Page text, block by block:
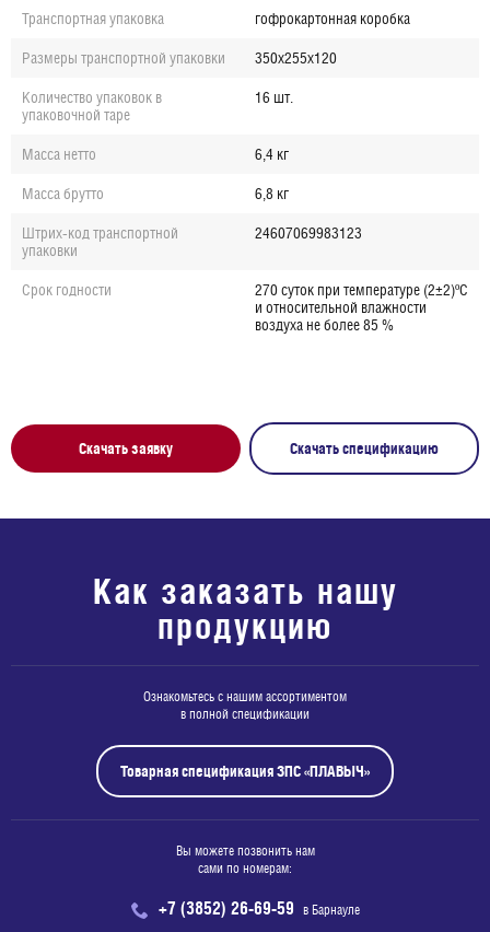
Транспортная упаковка гофрокартонная коробка
Размеры транспортной упаковки 350х255х120
Количество упаковок в
упаковочной таре
16 шт.
Масса нетто 6,4 кг
Масса брутто 6,8 кг
Штрих-код транспортной
упаковки
24607069983123
Срок годности
270 суток при температуре (2±2)ºС
и относительной влажности
воздуха не более 85 %
Скачать заявку Скачать спецификацию
Как заказать нашу
продукцию
Ознакомьтесь с нашим ассортиментом
в полной спецификации
Товарная спецификация ЗПС «ПЛАВЫЧ»
Вы можете позвонить нам
сами по номерам:
+7 (3852) 26-69-59 в Барнауле